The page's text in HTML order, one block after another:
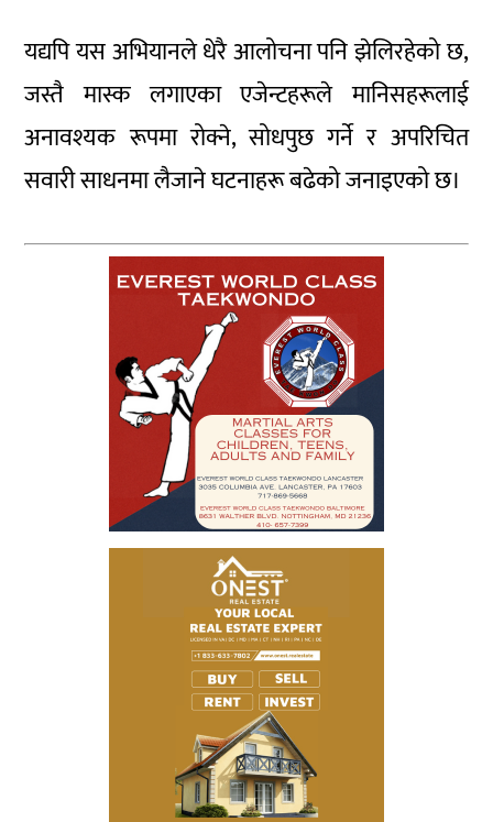
यद्यपि यस अभियानले धेरै आलोचना पनि झेलिरहेको छ,
जस्तै मास्क लगाएका एजेन्टहरूले मानिसहरूलाई
अनावश्यक रूपमा रोक्ने, सोधपुछ गर्ने र अपरिचित
सवारी साधनमा लैजाने घटनाहरू बढेको जनाइएको छ।